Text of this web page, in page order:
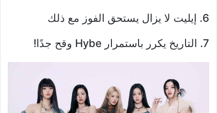
6. إيليت لا يزال يستحق الفوز مع ذلك
7. التاريخ يكرر باستمرار Hybe وقح جدًا!